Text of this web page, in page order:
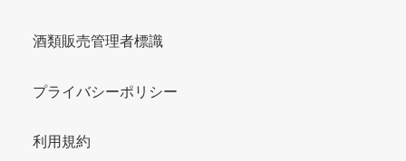
酒類販売管理者標識
プライバシーポリシー
利用規約